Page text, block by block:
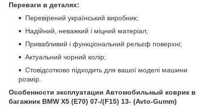
Переваги в деталях:
Перевірений український виробник;
Надійний, неважкий і міцний матеріал;
Привабливий і функціональний рельєф поверхні;
Актуальний чорний колір;
Стовідсотково підходить для вашої моделі машини
розмір.
Особенности эксплуатации Автомобильный коврик в
багажник BMW X5 (E70) 07-/(F15) 13- (Avto-Gumm)